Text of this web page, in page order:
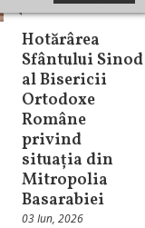
Hotărârea
Sfântului Sinod
al Bisericii
Ortodoxe
Române
privind
situația din
Mitropolia
Basarabiei
03 Iun, 2026